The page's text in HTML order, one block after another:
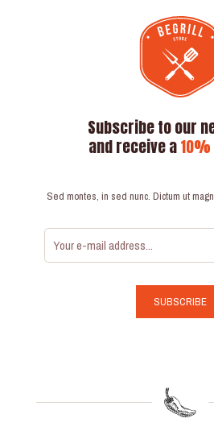
Subscribe to our
and receive a
Sed montes, in sed nunc. Dictum ut